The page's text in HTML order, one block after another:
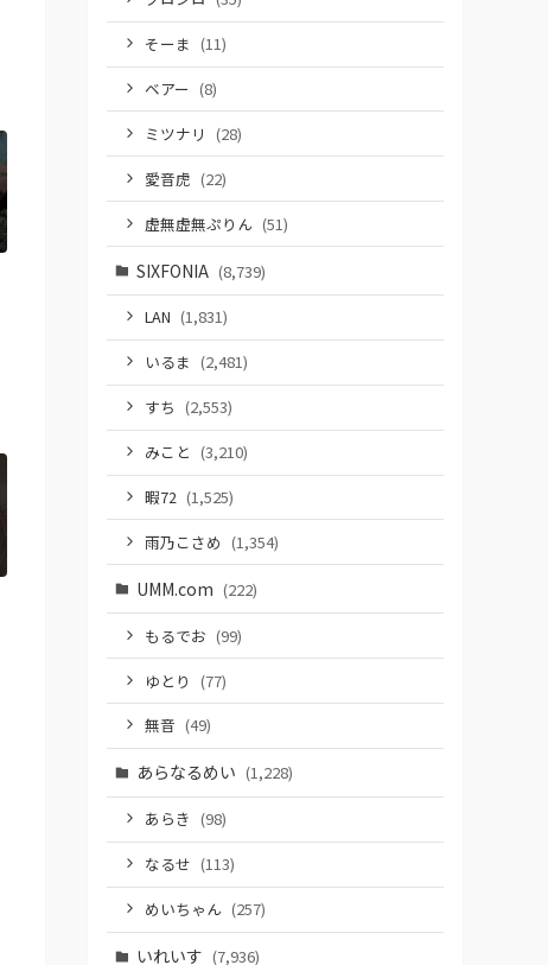
そーま (11)
ベアー (8)
ミツナリ (28)
愛音虎 (22)
虚無虚無ぷりん (51)
SIXFONIA (8,739)
LAN (1,831)
いるま (2,481)
すち (2,553)
みこと (3,210)
暇72 (1,525)
雨乃こさめ (1,354)
UMM.com (222)
もるでお (99)
ゆとり (77)
無音 (49)
あらなるめい (1,228)
あらき (98)
なるせ (113)
めいちゃん (257)
いれいす (7,936)